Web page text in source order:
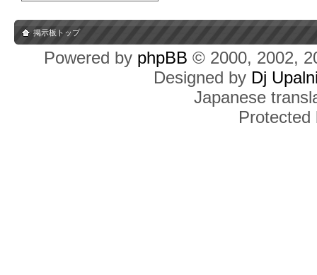
掲示板トップ
Powered by phpBB © 2000, 2002,
Designed by Dj
Japanese